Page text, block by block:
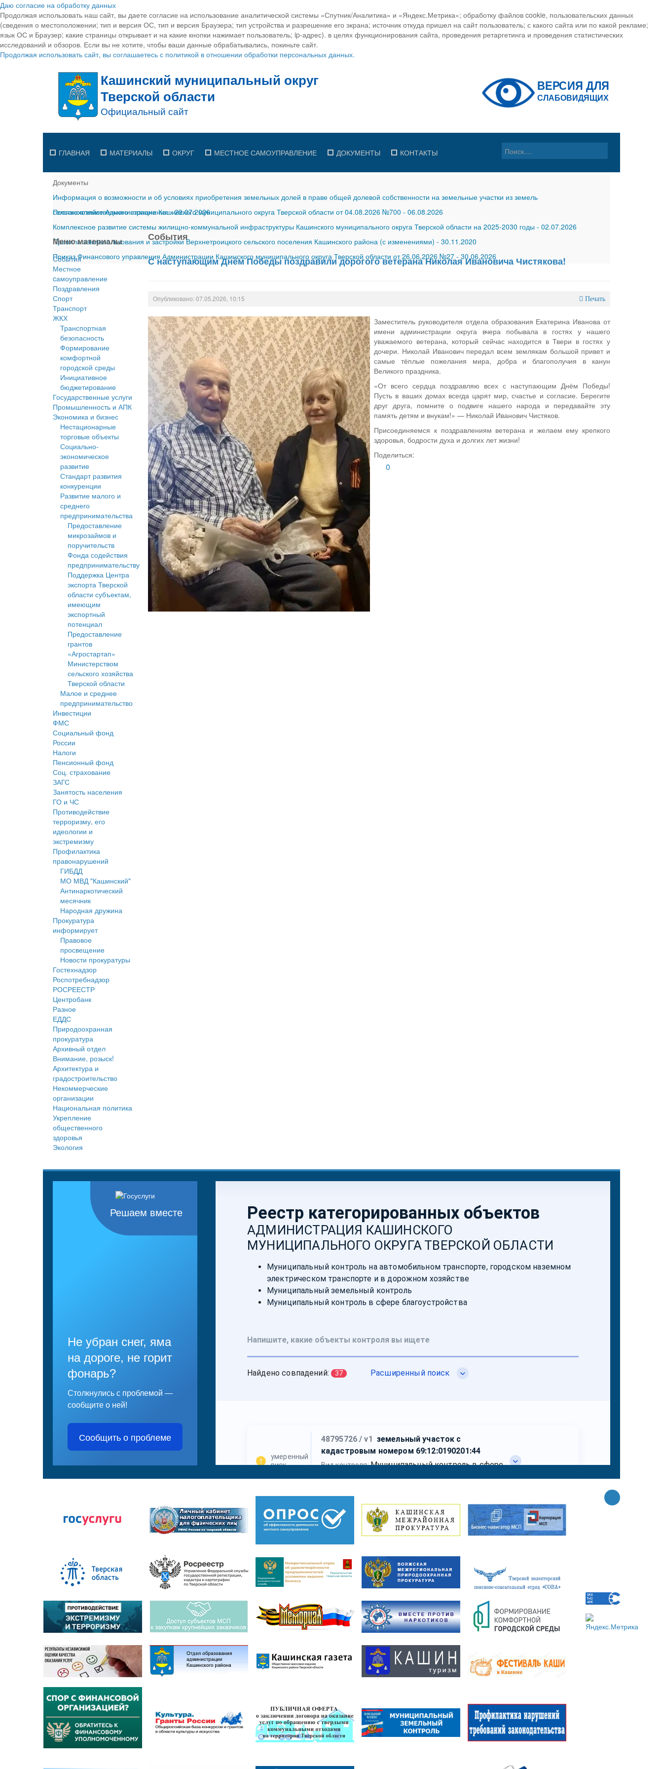
Даю согласие на обработку данных
Продолжая использовать наш сайт, вы даете согласие на использование аналитической системы «Спутник/Аналитика» и «Яндекс.Метрика»; обработку файлов cookie, пользовательских данных
(сведения о местоположении; тип и версия ОС, тип и версия Браузера; тип устройства и разрешение его экрана; источник откуда пришел на сайт пользователь; с какого сайта или по какой рекламе;
язык ОС и Браузер; какие страницы открывает и на какие кнопки нажимает пользователь; ip-адрес). в целях функционирования сайта, проведения ретаргетинга и проведения статистических
исследований и обзоров. Если вы не хотите, чтобы ваши данные обрабатывались, покиньте сайт.
Продолжая использовать сайт, вы соглашаетесь с политикой в отношении обработки персональных данных.
ГЛАВНАЯ МАТЕРИАЛЫ ОКРУГ МЕСТНОЕ САМОУПРАВЛЕНИЕ ДОКУМЕНТЫ КОНТАКТЫ
Документы
Информация о возможности и об условиях приобретения земельных долей в праве общей долевой собственности на земельные участки из земель
сельскохозяйственного назначения-29.07.2026
Постановление Администрации Кашинского муниципального округа Тверской области от 04.08.2026 №700 - 06.08.2026
Комплексное развитие системы жилищно-коммунальной инфраструктуры Кашинского муниципального округа Тверской области на 2025-2030 годы - 02.07.2026
Правила землепользования и застройки Верхнетроицкого сельского поселения Кашинского района (с изменениями) - 30.11.2020
Приказ Финансового управления Администрации Кашинского муниципального округа Тверской области от 26.06.2026 №27 - 30.06.2026
Меню материалы
События
Местное
cамоуправление
Поздравления
Спорт
Транспорт
ЖКХ
Транспортная
безопасность
Формирование
комфортной
городской среды
Инициативное
бюджетирование
Государственные услуги
Промышленность и АПК
Экономика и бизнес
Нестационарные
торговые объекты
Социально-
экономическое
развитие
Стандарт развития
конкуренции
Развитие малого и
среднего
предпринимательства
Предоставление
микрозаймов и
поручительств
Фонда содействия
предпринимательству
Поддержка Центра
экспорта Тверской
области субъектам,
имеющим
экспортный
потенциал
Предоставление
грантов
«Агростартап»
Министерством
сельского хозяйства
Тверской области
Малое и среднее
предпринимательство
Инвестиции
ФМС
Социальный фонд
России
Налоги
Пенсионный фонд
Соц. страхование
ЗАГС
Занятость населения
ГО и ЧС
Противодействие
терроризму, его
идеологии и
экстремизму
Профилактика
правонарушений
ГИБДД
МО МВД "Кашинский"
Антинаркотический
месячник
Народная дружина
Прокуратура
информирует
Правовое
просвещение
Новости прокуратуры
Гостехнадзор
Роспотребнадзор
РОСРЕЕСТР
Центробанк
Разное
ЕДДС
Природоохранная
прокуратура
Архивный отдел
Внимание, розыск!
Архитектура и
градостроительство
Некоммерческие
организации
Национальная политика
Укрепление
общественного
здоровья
Экология
События
С наступающим Днём Победы поздравили дорогого ветерана Николая Ивановича Чистякова!
Опубликовано: 07.05.2026, 10:15 Печать
Заместитель руководителя отдела образования Екатерина Иванова от
имени администрации округа вчера побывала в гостях у нашего
уважаемого ветерана, который сейчас находится в Твери в гостях у
дочери. Николай Иванович передал всем землякам большой привет и
самые тёплые пожелания мира, добра и благополучия в канун
Великого праздника.
«От всего сердца поздравляю всех с наступающим Днём Победы!
Пусть в ваших домах всегда царят мир, счастье и согласие. Берегите
друг друга, помните о подвиге нашего народа и передавайте эту
память детям и внукам!» — Николай Иванович Чистяков.
Присоединяемся к поздравлениям ветерана и желаем ему крепкого
здоровья, бодрости духа и долгих лет жизни!
Поделиться:
0
Решаем вместе
Не убран снег, яма
на дороге, не горит
фонарь?
Столкнулись с проблемой —
сообщите о ней!
Сообщить о проблеме